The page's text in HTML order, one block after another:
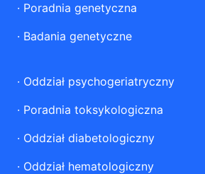
· Poradnia genetyczna
· Badania genetyczne
· Oddział psychogeriatryczny
· Poradnia toksykologiczna
· Oddział diabetologiczny
· Oddział hematologiczny